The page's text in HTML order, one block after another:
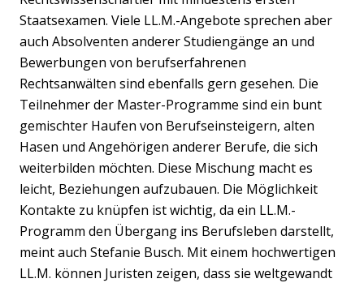
Staatsexamen. Viele LL.M.-Angebote sprechen aber
auch Absolventen anderer Studiengänge an und
Bewerbungen von berufserfahrenen
Rechtsanwälten sind ebenfalls gern gesehen. Die
Teilnehmer der Master-Programme sind ein bunt
gemischter Haufen von Berufseinsteigern, alten
Hasen und Angehörigen anderer Berufe, die sich
weiterbilden möchten. Diese Mischung macht es
leicht, Beziehungen aufzubauen. Die Möglichkeit
Kontakte zu knüpfen ist wichtig, da ein LL.M.-
Programm den Übergang ins Berufsleben darstellt,
meint auch Stefanie Busch. Mit einem hochwertigen
LL.M. können Juristen zeigen, dass sie weltgewandt